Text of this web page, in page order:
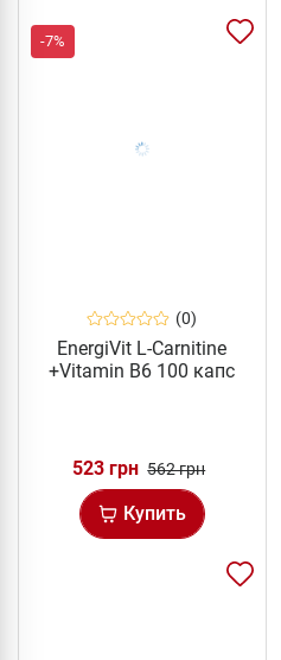
-7%
(0)
EnergiVit L-Carnitine
+Vitamin B6 100 капс
523 грн 562 грн
Купить